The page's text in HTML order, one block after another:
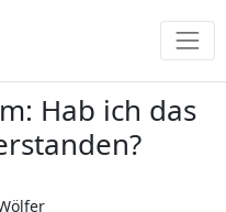
Hab ich das